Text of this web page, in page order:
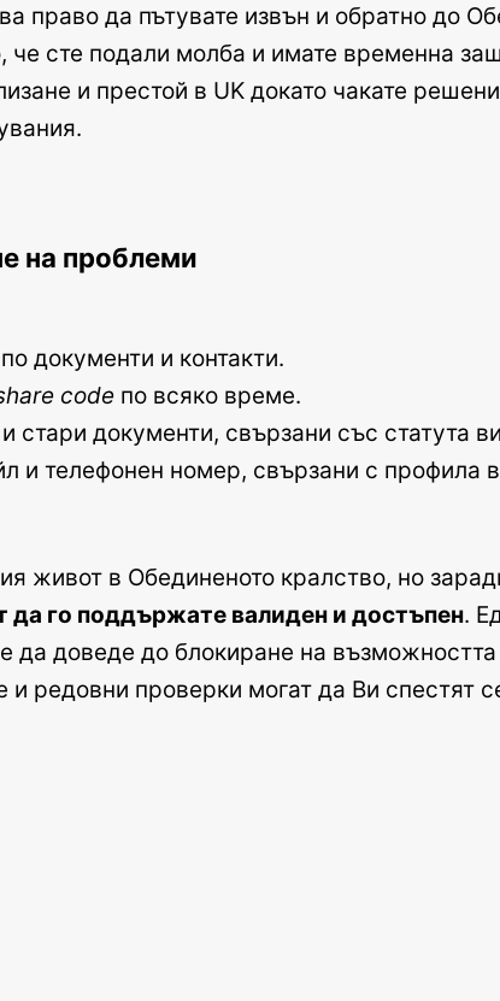
право да пътувате извън и обратно до
сте подали молба и имате временна
и престой в UK докато чакате
на проблеми
документи и контакти.
code по всяко време.
стари документи, свързани със статута
и телефонен номер, свързани с профила
живот в Обединеното кралство, но
да го поддържате валиден и достъпен.
доведе до блокиране на възможността
редовни проверки могат да Ви спестят